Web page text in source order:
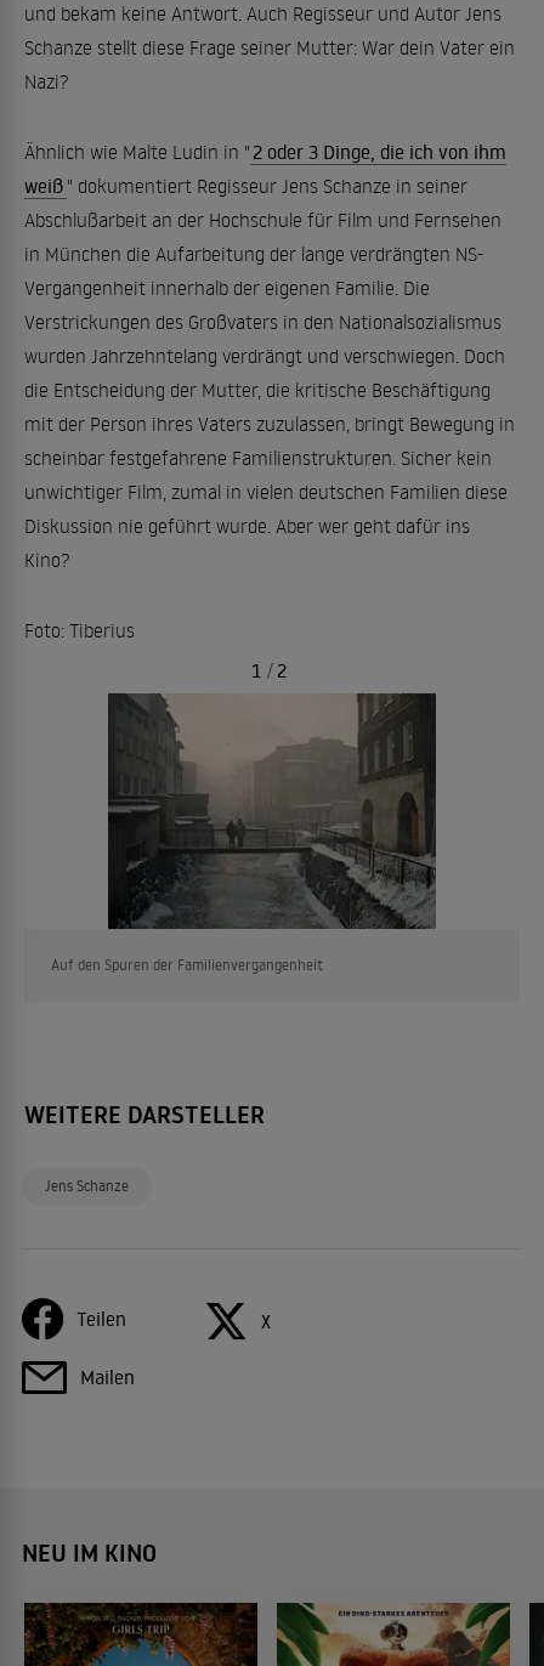
und bekam keine Antwort. Auch Regisseur und Autor Jens
Schanze stellt diese Frage seiner Mutter: War dein Vater ein
Nazi?
Ähnlich wie Malte Ludin in " 2 oder 3 Dinge, die ich von ihm
weiß " dokumentiert Regisseur Jens Schanze in seiner
Abschlußarbeit an der Hochschule für Film und Fernsehen
in München die Aufarbeitung der lange verdrängten NS-
Vergangenheit innerhalb der eigenen Familie. Die
Verstrickungen des Großvaters in den Nationalsozialismus
wurden Jahrzehntelang verdrängt und verschwiegen. Doch
die Entscheidung der Mutter, die kritische Beschäftigung
mit der Person ihres Vaters zuzulassen, bringt Bewegung in
scheinbar festgefahrene Familienstrukturen. Sicher kein
unwichtiger Film, zumal in vielen deutschen Familien diese
Diskussion nie geführt wurde. Aber wer geht dafür ins
Kino?
Foto: Tiberius
Auf den Spuren der Familienvergangenheit
1 / 2
WEITERE DARSTELLER
Jens Schanze
Teilen X
Mailen
NEU IM KINO